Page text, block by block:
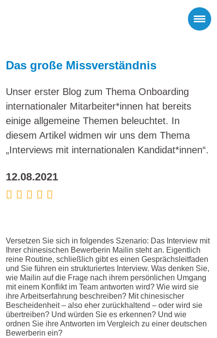
Das große Missverständnis
Unser erster Blog zum Thema Onboarding
internationaler Mitarbeiter*innen hat bereits
einige allgemeine Themen beleuchtet. In
diesem Artikel widmen wir uns dem Thema
„Interviews mit internationalen Kandidat*innen“.
12.08.2021
Versetzen Sie sich in folgendes Szenario: Das Interview mit
Ihrer chinesischen Bewerberin Mailin steht an. Eigentlich
reine Routine, schließlich gibt es einen Gesprächsleitfaden
und Sie führen ein strukturiertes Interview. Was denken Sie,
wie Mailin auf die Frage nach ihrem persönlichen Umgang
mit einem Konflikt im Team antworten wird? Wie wird sie
ihre Arbeitserfahrung beschreiben? Mit chinesischer
Bescheidenheit – also eher zurückhaltend – oder wird sie
übertreiben? Und würden Sie es erkennen? Und wie
ordnen Sie ihre Antworten im Vergleich zu einer deutschen
Bewerberin ein?